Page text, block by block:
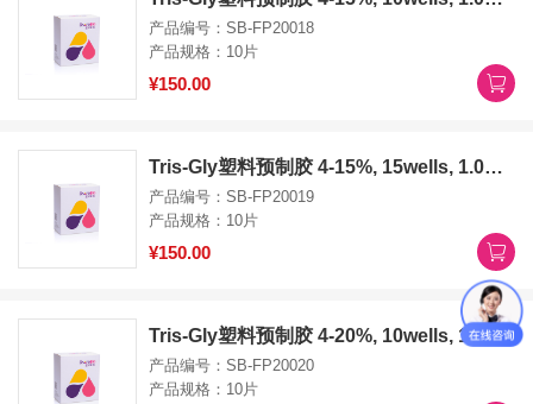
产品编号：SB-FP20018
产品规格：10片
¥150.00
Tris-Gly塑料预制胶 4-15%, 15wells, 1.0mm
产品编号：SB-FP20019
产品规格：10片
¥150.00
Tris-Gly塑料预制胶 4-20%, 10wells, 1.0mm
产品编号：SB-FP20020
产品规格：10片